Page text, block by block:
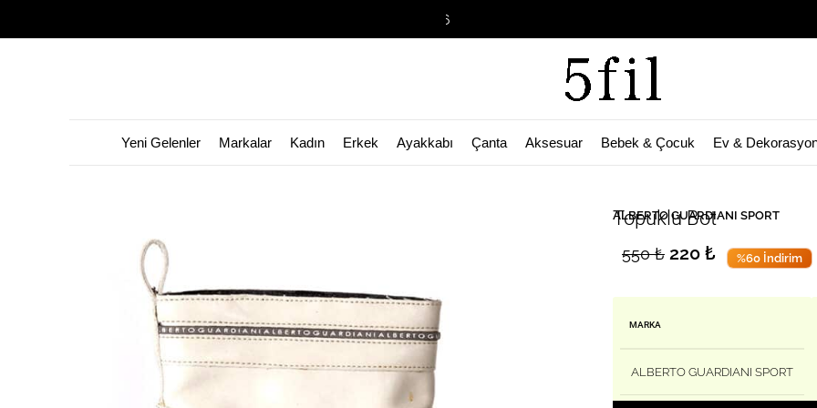
Yeni Gelenler Markalar Kadın Erkek Ayakkabı Çanta Aksesuar Bebek & Çocuk Ev &
ALBERTO GUARDIANI SPORT
Topuklu Bot
550₺ 220 ₺ %60 İndirim
MARKA
ALBERTO GUARDIANI SPORT